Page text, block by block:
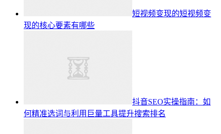
短视频变现的短视频变
现的核心要素有哪些
抖音SEO实操指南：如
何精准选词与利用巨量工具提升搜索排名